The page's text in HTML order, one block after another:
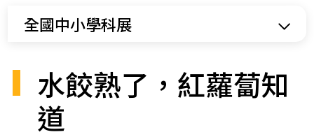
全國中小學科展
水餃熟了，紅蘿蔔知
道